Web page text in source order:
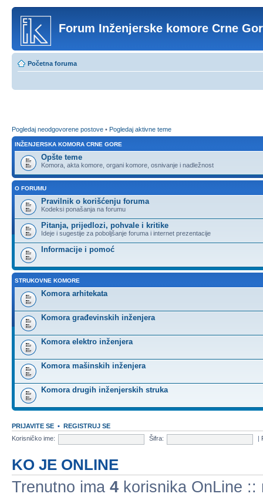
Forum Inženjerske komore Crne
Početna foruma
Pogledaj neodgovorene postove • Pogledaj aktivne teme
INŽENJERSKA KOMORA CRNE GORE
Opšte teme
Komora, akta komore, organi komore, osnivanje i nadležnost
O FORUMU
Pravilnik o korišćenju foruma
Kodeksi ponašanja na forumu
Pitanja, prijedlozi, pohvale i kritike
Ideje i sugestije za poboljšanje foruma i internet prezentacije
Informacije i pomoć
STRUKOVNE KOMORE
Komora arhitekata
Komora građevinskih inženjera
Komora elektro inženjera
Komora mašinskih inženjera
Komora drugih inženjerskih struka
PRIJAVITE SE • REGISTRUJ SE
Korisničko ime:
Šifra:
KO JE ONLINE
Trenutno ima 4 korisnika OnLine